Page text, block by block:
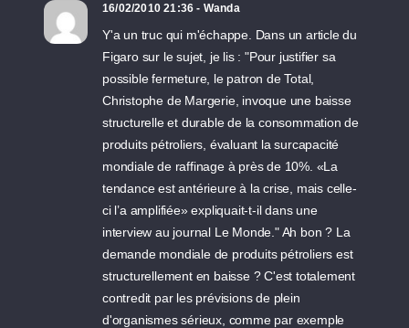
16/02/2010 21:36 - Wanda
Y'a un truc qui m'échappe. Dans un article du
Figaro sur le sujet, je lis : "Pour justifier sa
possible fermeture, le patron de Total,
Christophe de Margerie, invoque une baisse
structurelle et durable de la consommation de
produits pétroliers, évaluant la surcapacité
mondiale de raffinage à près de 10%. «La
tendance est antérieure à la crise, mais celle-
ci l’a amplifiée» expliquait-t-il dans une
interview au journal Le Monde." Ah bon ? La
demande mondiale de produits pétroliers est
structurellement en baisse ? C'est totalement
contredit par les prévisions de plein
d'organismes sérieux, comme par exemple